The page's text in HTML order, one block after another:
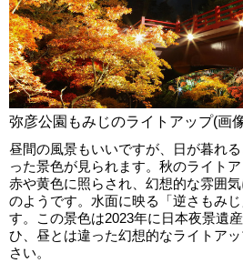
弥彦公園もみじのライトアップ(画
昼間の風景もいいですが、日が暮れ
った景色が見られます。秋のライト
赤や黄色に照らされ、幻想的な雰囲
のようです。水面に映る「逆さもみ
す。この景色は2023年に日本夜景遺
ひ、昼とは違った幻想的なライトア
さい。